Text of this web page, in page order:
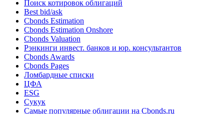
Поиск облигаций & Карты рынка
Поиск облигаций (ИИ)
Ближайшие размещения (Россия)
Поиск котировок облигаций
Best bid/ask
Cbonds Estimation
Cbonds Estimation Onshore
Cbonds Valuation
Рэнкинги инвест. банков и юр. консультантов
Cbonds Awards
Cbonds Pages
Ломбардные списки